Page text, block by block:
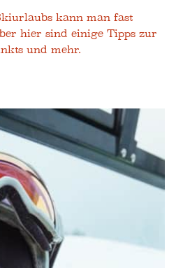
kann man fast
hier sind einige Tipps zur
und mehr.